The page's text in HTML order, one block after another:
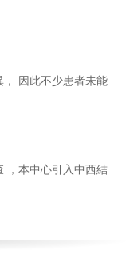
因此不少患者未能
，本中心引入中西結